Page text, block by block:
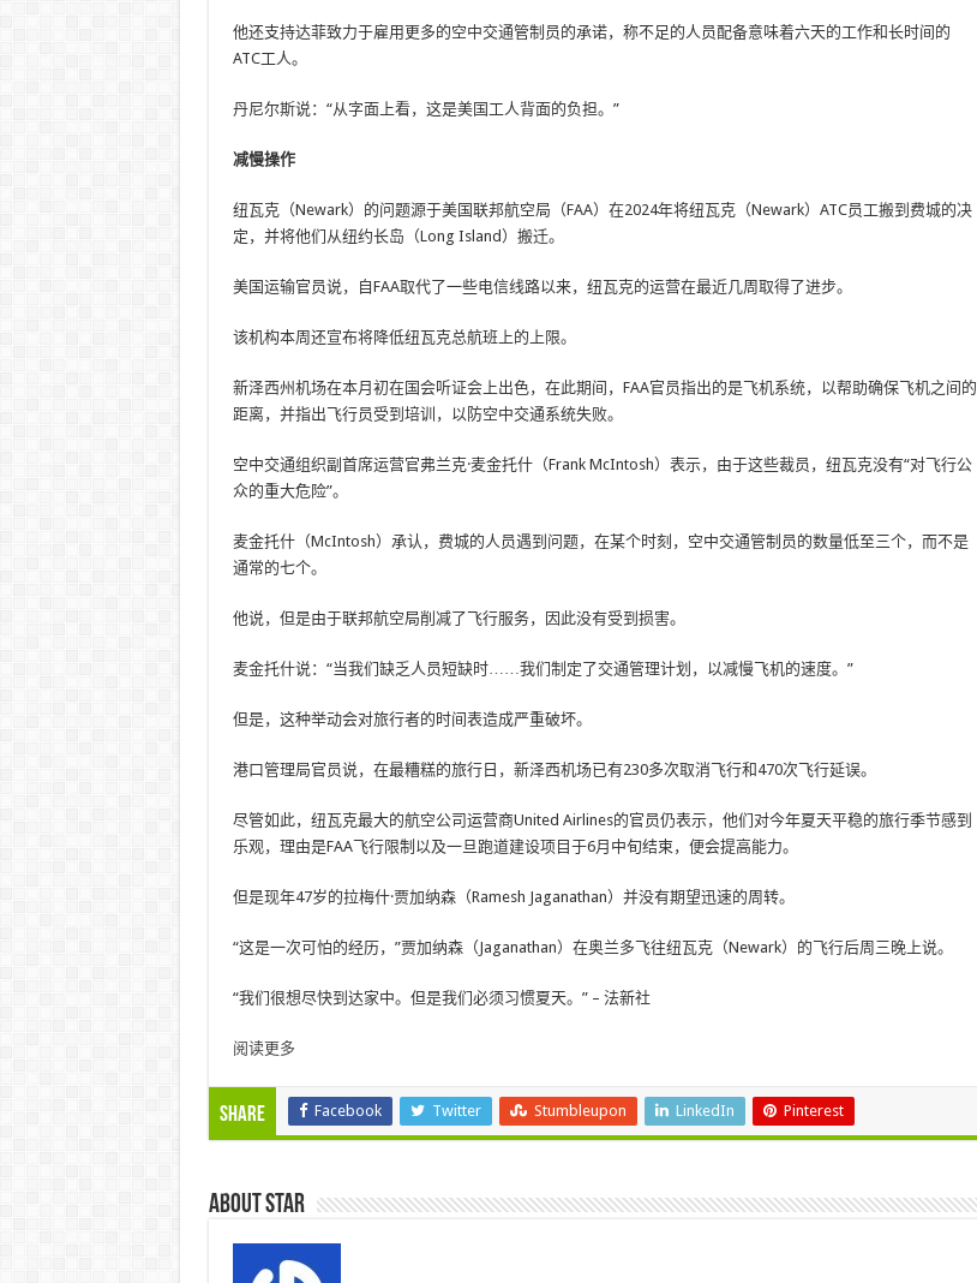
他还支持达菲致力于雇用更多的空中交通管制员的承诺，称不足的人员配备意味着六天的工作和长时间的
ATC工人。
丹尼尔斯说：“从字面上看，这是美国工人背面的负担。”
减慢操作
纽瓦克（Newark）的问题源于美国联邦航空局（FAA）在2024年将纽瓦克（Newark）ATC员工搬到费城的决
定，并将他们从纽约长岛（Long Island）搬迁。
美国运输官员说，自FAA取代了一些电信线路以来，纽瓦克的运营在最近几周取得了进步。
该机构本周还宣布将降低纽瓦克总航班上的上限。
新泽西州机场在本月初在国会听证会上出色，在此期间，FAA官员指出的是飞机系统，以帮助确保飞机之间的
距离，并指出飞行员受到培训，以防空中交通系统失败。
空中交通组织副首席运营官弗兰克·麦金托什（Frank McIntosh）表示，由于这些裁员，纽瓦克没有“对飞行公
众的重大危险”。
麦金托什（McIntosh）承认，费城的人员遇到问题，在某个时刻，空中交通管制员的数量低至三个，而不是
通常的七个。
他说，但是由于联邦航空局削减了飞行服务，因此没有受到损害。
麦金托什说：“当我们缺乏人员短缺时……我们制定了交通管理计划，以减慢飞机的速度。”
但是，这种举动会对旅行者的时间表造成严重破坏。
港口管理局官员说，在最糟糕的旅行日，新泽西机场已有230多次取消飞行和470次飞行延误。
尽管如此，纽瓦克最大的航空公司运营商United Airlines的官员仍表示，他们对今年夏天平稳的旅行季节感到
乐观，理由是FAA飞行限制以及一旦跑道建设项目于6月中旬结束，便会提高能力。
但是现年47岁的拉梅什·贾加纳森（Ramesh Jaganathan）并没有期望迅速的周转。
“这是一次可怕的经历，”贾加纳森（Jaganathan）在奥兰多飞往纽瓦克（Newark）的飞行后周三晚上说。
“我们很想尽快到达家中。但是我们必须习惯夏天。” – 法新社
阅读更多
Share Facebook Twitter Stumbleupon LinkedIn Pinterest
About star